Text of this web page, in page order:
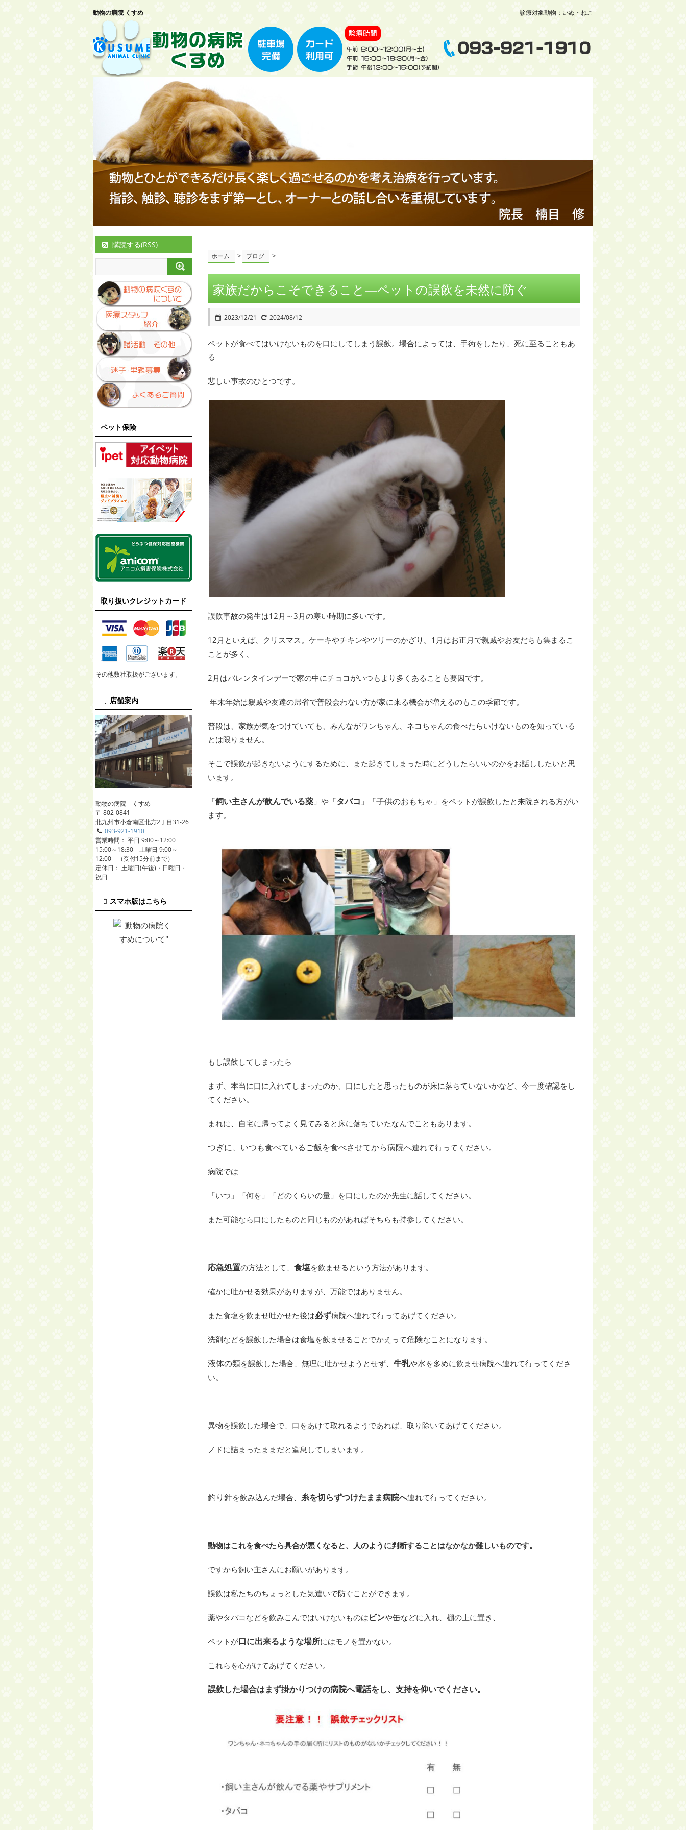
動物の病院 くすめ 診療対象動物：いぬ・ねこ
ホーム > ブログ >
家族だからこそできること—ペットの誤飲を未然に防ぐ
2023/12/21 2024/08/12
ペットが食べてはいけないものを口にしてしまう誤飲。場合によっては、手術をしたり、死に至ることもあ
る
悲しい事故のひとつです。
誤飲事故の発生は12月～3月の寒い時期に多いです。
12月といえば、クリスマス。ケーキやチキンやツリーのかざり。1月はお正月で親戚やお友だちも集まるこ
ことが多く、
2月はバレンタインデーで家の中にチョコがいつもより多くあることも要因です。
年末年始は親戚や友達の帰省で普段会わない方が家に来る機会が増えるのもこの季節です。
普段は、家族が気をつけていても、みんながワンちゃん、ネコちゃんの食べたらいけないものを知っている
とは限りません。
そこで誤飲が起きないようにするために、また起きてしまった時にどうしたらいいのかをお話ししたいと思
います。
「飼い主さんが飲んでいる薬 」や「タバコ 」「子供のおもちゃ 」をペットが誤飲したと来院される方がい
ます。
もし誤飲してしまったら
まず、本当に口に入れてしまったのか、口にしたと思ったものが床に落ちていないかなど、今一度確認をし
てください。
まれに、自宅に帰ってよく見てみると床に落ちていたなんでこともあります。
つぎに、いつも食べているご飯を食べさせてから病院へ連れて行ってください。
病院では
「いつ」「何を」「どのくらいの量」を口にしたのか先生に話してください。
また可能なら口にしたものと同じものがあればそちらも持参してください。
応急処置の方法として、 食塩を飲ませるという方法があります。
確かに吐かせる効果がありますが、万能ではありません。
また食塩を飲ませ吐かせた後は必ず病院へ連れて行ってあげてください。
洗剤などを誤飲した場合は食塩を飲ませることでかえって危険なことになります。
液体の類を誤飲した場合、無理に吐かせようとせず、 牛乳や水を多めに飲ませ病院へ連れて行ってくださ
い。
異物を誤飲した場合で、口をあけて取れるようであれば、取り除いてあげてください。
ノドに詰まったままだと窒息してしまいます。
釣り針を飲み込んだ場合、 糸を切らずつけたまま病院へ連れて行ってください。
動物はこれを食べたら具合が悪くなると、人のように判断することはなかなか難しいものです。
ですから飼い主さんにお願いがあります。
誤飲は私たちのちょっとした気遣いで防ぐことができます。
薬やタバコなどを飲みこんではいけないものは ビンや缶などに入れ、棚の上に置き、
ペットが口に出来るような場所にはモノを置かない。
これらを心がけてあげてください。
誤飲した場合はまず掛かりつけの病院へ電話をし、支持を仰いでください。
購読する(RSS)
ペット保険
取り扱いクレジットカード
その他数社取扱がございます。
店舗案内
動物の病院 くすめ
〒 802-0841
北九州市小倉南区北方2丁目31-26
093-921-1910
営業時間： 平日 9:00～12:00
15:00～18:30 土曜日 9:00～
12:00 （受付15分前まで）
定休日： 土曜日(午後)・日曜日・
祝日
スマホ版はこちら